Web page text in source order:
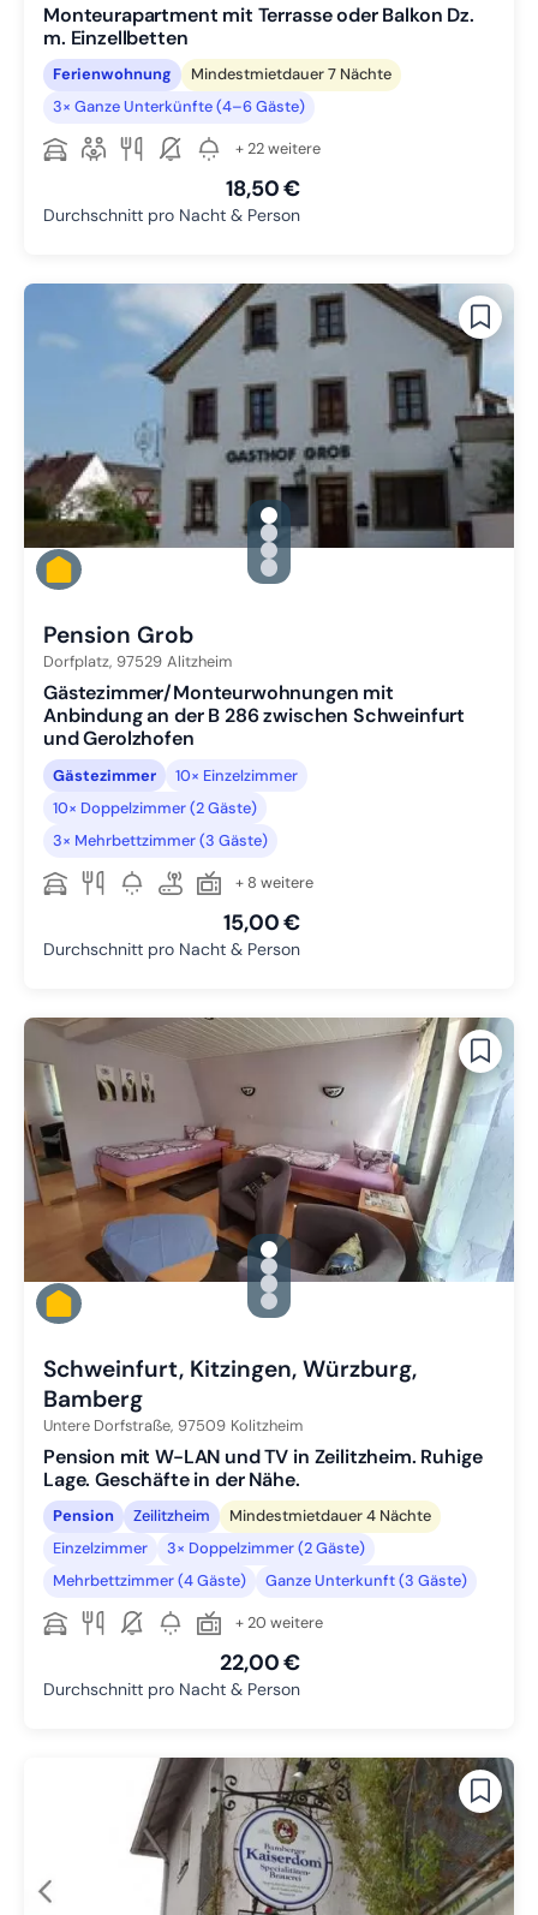
Monteurapartment mit Terrasse oder Balkon Dz.
m. Einzellbetten
Ferienwohnung
Mindestmietdauer 7 Nächte
3× Ganze Unterkünfte (4–6 Gäste)
+ 22 weitere
18,50 €
Durchschnitt pro Nacht & Person
gallery.slide_selector
Zu Slide 1 wechseln
Zu Slide 2 wechseln
Zu Slide 3 wechseln
Zu Slide 4 wechseln
Pension Grob
Dorfplatz, 97529 Alitzheim
Gästezimmer/Monteurwohnungen mit
Anbindung an der B 286 zwischen Schweinfurt
und Gerolzhofen
Gästezimmer
10× Einzelzimmer
10× Doppelzimmer (2 Gäste)
3× Mehrbettzimmer (3 Gäste)
+ 8 weitere
15,00 €
Durchschnitt pro Nacht & Person
gallery.slide_selector
Zu Slide 1 wechseln
Zu Slide 2 wechseln
Zu Slide 3 wechseln
Zu Slide 4 wechseln
Schweinfurt, Kitzingen, Würzburg,
Bamberg
Untere Dorfstraße, 97509 Kolitzheim
Pension mit W-LAN und TV in Zeilitzheim. Ruhige
Lage. Geschäfte in der Nähe.
Pension Zeilitzheim
Mindestmietdauer 4 Nächte
Einzelzimmer
3× Doppelzimmer (2 Gäste)
Mehrbettzimmer (4 Gäste)
Ganze Unterkunft (3 Gäste)
+ 20 weitere
22,00 €
Durchschnitt pro Nacht & Person